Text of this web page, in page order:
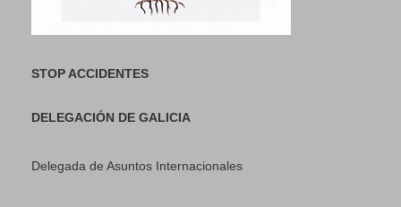
STOP ACCIDENTES
DELEGACIÓN DE GALICIA
Delegada de Asuntos Internacionales